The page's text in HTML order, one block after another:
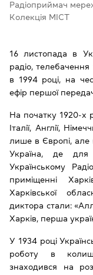
Радіоприймач
Колекція МІСТ
16 листопада в
радіо,
в 1994 році, на
ефір першої
На початку 1920-х
Італії, Англії,
лише в Європі, але
Україна, де для
Українському
приміщенні
Харківської
диктора стали:
Харків, перша
У 1934 році
роботу в
знаходився на